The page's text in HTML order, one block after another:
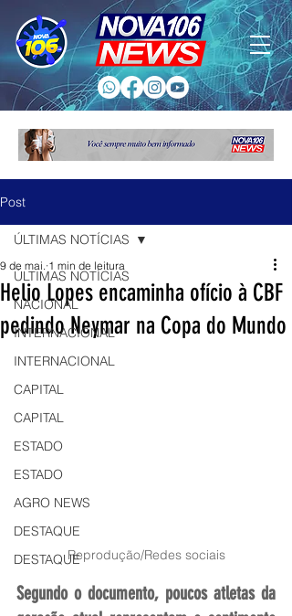
Post
ÚLTIMAS NOTÍCIAS
NACIONAL
INTERNACIONAL
INTERNACIONAL
CAPITAL
CAPITAL
ESTADO
ESTADO
AGRO NEWS
DESTAQUE
DESTAQUE
ÚLTIMAS NOTÍCIAS
Helio Lopes encaminha ofício à CBF
pedindo Neymar na Copa do Mundo
9 de mai. 1 min de leitura
Reprodução/Redes sociais
Segundo o documento, poucos atletas da